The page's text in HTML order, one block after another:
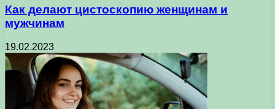
Как делают цистоскопию женщинам и
мужчинам
19.02.2023